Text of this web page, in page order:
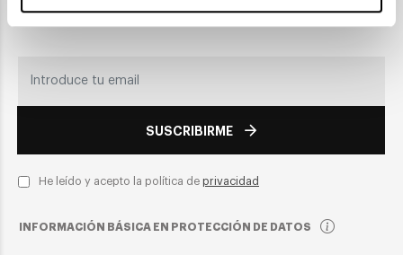
Únete a nuestra newsletter
SUSCRIBIRME
He leído y acepto la política de privacidad
INFORMACIÓN BÁSICA EN PROTECCIÓN DE DATOS